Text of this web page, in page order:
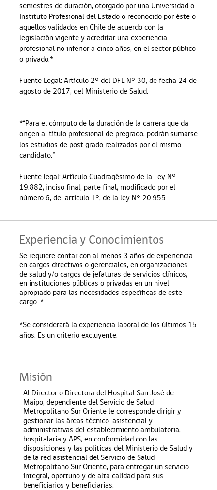
semestres de duración, otorgado por una Universidad o
Instituto Profesional del Estado o reconocido por éste o
aquellos validados en Chile de acuerdo con la
legislación vigente y acreditar una experiencia
profesional no inferior a cinco años, en el sector público
o privado.*
Fuente Legal: Artículo 2° del DFL N° 30, de fecha 24 de
agosto de 2017, del Ministerio de Salud.
*“Para el cómputo de la duración de la carrera que da
origen al título profesional de pregrado, podrán sumarse
los estudios de post grado realizados por el mismo
candidato.”
Fuente legal: Artículo Cuadragésimo de la Ley N°
19.882, inciso final, parte final, modificado por el
número 6, del artículo 1°, de la ley N° 20.955.
Experiencia y Conocimientos
Se requiere contar con al menos 3 años de experiencia
en cargos directivos o gerenciales, en organizaciones
de salud y/o cargos de jefaturas de servicios clínicos,
en instituciones públicas o privadas en un nivel
apropiado para las necesidades específicas de este
cargo. *
*Se considerará la experiencia laboral de los últimos 15
años. Es un criterio excluyente.
Misión
Al Director o Directora del Hospital San José de
Maipo, dependiente del Servicio de Salud
Metropolitano Sur Oriente le corresponde dirigir y
gestionar las áreas técnico-asistencial y
administrativas del establecimiento ambulatoria,
hospitalaria y APS, en conformidad con las
disposiciones y las políticas del Ministerio de Salud y
de la red asistencial del Servicio de Salud
Metropolitano Sur Oriente, para entregar un servicio
integral, oportuno y de alta calidad para sus
beneficiarios y beneficiarias.